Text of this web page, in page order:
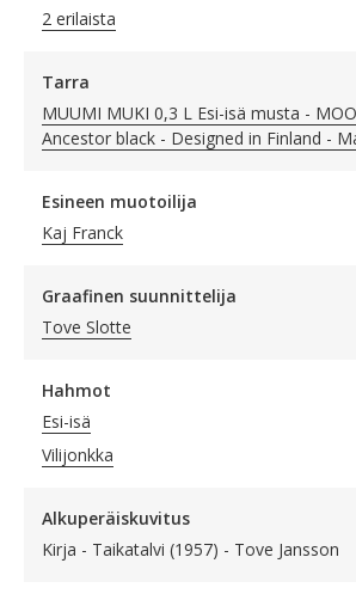
2 erilaista
Tarra
MUUMI MUKI 0,3 L Esi-isä musta -
Ancestor black - Designed in Finland -
Esineen muotoilija
Kaj Franck
Graafinen suunnittelija
Tove Slotte
Hahmot
Esi-isä
Vilijonkka
Alkuperäiskuvitus
Kirja - Taikatalvi (1957) - Tove Jansson